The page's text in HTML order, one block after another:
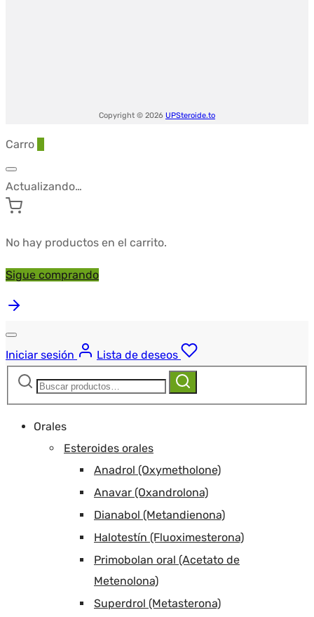
Copyright © 2026 UPSteroide.to
Carro
Actualizando…
No hay productos en el carrito.
Sigue comprando
Iniciar sesión
Lista de deseos
Buscar:
Buscar
Orales
Esteroides orales
Anadrol (Oxymetholone)
Anavar (Oxandrolona)
Dianabol (Metandienona)
Halotestín (Fluoximesterona)
Primobolan oral (Acetato de
Metenolona)
Superdrol (Metasterona)